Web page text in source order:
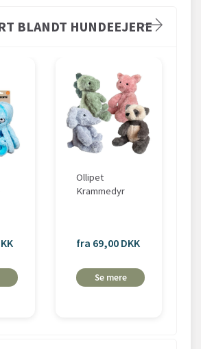
BLANDT HUNDEEJERE
Ollipet
Krammedyr
fra 69,00 DKK
Se mere